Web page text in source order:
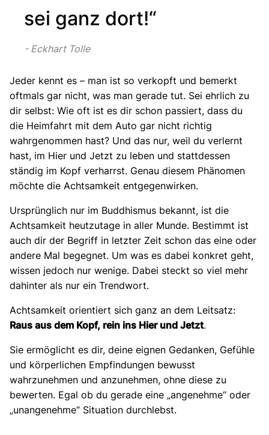
sei ganz dort!“
Eckhart Tolle
Jeder kennt es – man ist so verkopft und bemerkt
oftmals gar nicht, was man gerade tut. Sei ehrlich zu
dir selbst: Wie oft ist es dir schon passiert, dass du
die Heimfahrt mit dem Auto gar nicht richtig
wahrgenommen hast? Und das nur, weil du verlernt
hast, im Hier und Jetzt zu leben und stattdessen
ständig im Kopf verharrst. Genau diesem Phänomen
möchte die Achtsamkeit entgegenwirken.
Ursprünglich nur im Buddhismus bekannt, ist die
Achtsamkeit heutzutage in aller Munde. Bestimmt ist
auch dir der Begriff in letzter Zeit schon das eine oder
andere Mal begegnet. Um was es dabei konkret geht,
wissen jedoch nur wenige. Dabei steckt so viel mehr
dahinter als nur ein Trendwort.
Achtsamkeit orientiert sich ganz an dem Leitsatz:
Raus aus dem Kopf, rein ins Hier und Jetzt.
Sie ermöglicht es dir, deine eignen Gedanken, Gefühle
und körperlichen Empfindungen bewusst
wahrzunehmen und anzunehmen, ohne diese zu
bewerten. Egal ob du gerade eine „angenehme“ oder
„unangenehme“ Situation durchlebst.